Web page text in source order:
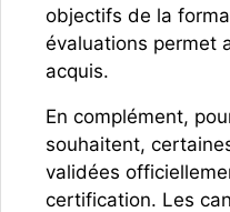
objectifs de la
évaluations permet
acquis.
En complément,
souhaitent,
validées
certification. Les